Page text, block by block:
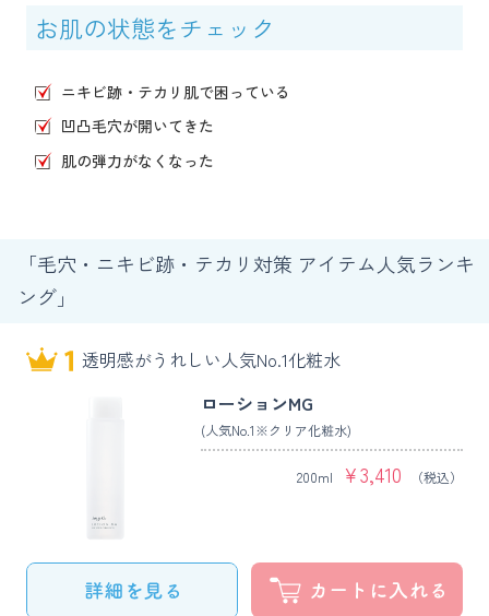
お肌の状態をチェック
ニキビ跡・テカリ肌で困っている
凹凸毛穴が開いてきた
肌の弾力がなくなった
「毛穴・ニキビ跡・テカリ対策 アイテム人気ランキ
ング」
透明感がうれしい人気No.1化粧水
ローションMG
(人気No.1※クリア化粧水)
200ml ¥3,410 （税込）